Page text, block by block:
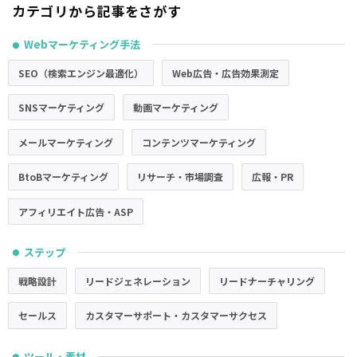
カテゴリから記事をさがす
● Webマーケティング手法
SEO（検索エンジン最適化） Web広告・広告効果測定
SNSマーケティング 動画マーケティング
メールマーケティング コンテンツマーケティング
BtoBマーケティング リサーチ・市場調査 広報・PR
アフィリエイト広告・ASP
● ステップ
戦略設計 リードジェネレーション リードナーチャリング
セールス カスタマーサポート・カスタマーサクセス